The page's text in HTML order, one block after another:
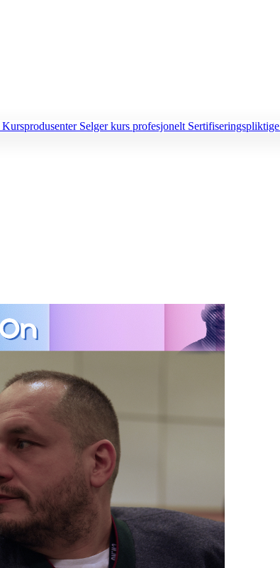
Kursprodusenter Selger kurs profesjonelt Sertifiseringspliktige